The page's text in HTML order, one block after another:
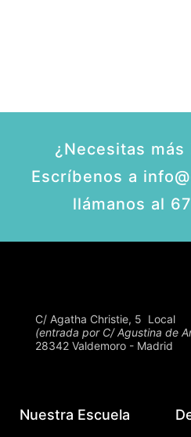
¿Necesitas
Escríbenos a
llámanos al
C/ Agatha Christie, 5  Local
(entrada por C/ Agustina de
28342 Valdemoro - Madrid
Nuestra Escuela